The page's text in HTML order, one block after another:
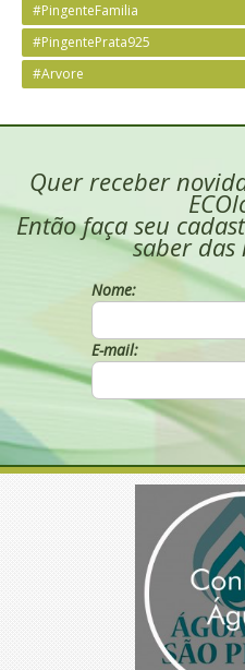
#PingenteFamilia
#PingentePrata925
#Arvore
Quer receber
Então faça seu
saber das
Nome:
E-mail: